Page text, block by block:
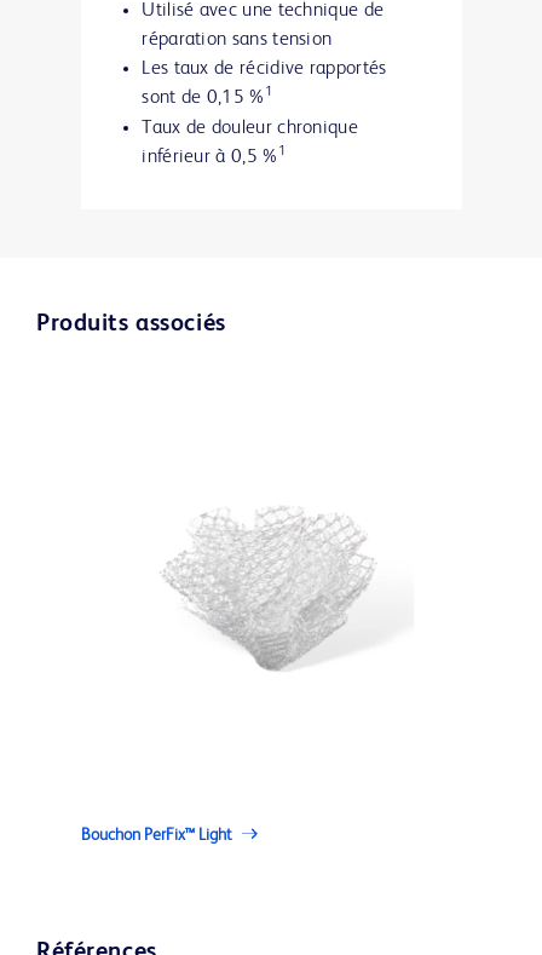
Utilisé avec une technique de
réparation sans tension
Les taux de récidive rapportés
sont de 0,15 % 1
Taux de douleur chronique
inférieur à 0,5 % 1
Produits associés
Bouchon PerFix™ Light